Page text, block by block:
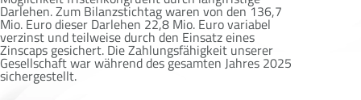
Darlehen. Zum Bilanzstichtag waren von den 136,7
Mio. Euro dieser Darlehen 22,8 Mio. Euro variabel
verzinst und teilweise durch den Einsatz eines
Zinscaps gesichert. Die Zahlungsfähigkeit unserer
Gesellschaft war während des gesamten Jahres 2025
sichergestellt.